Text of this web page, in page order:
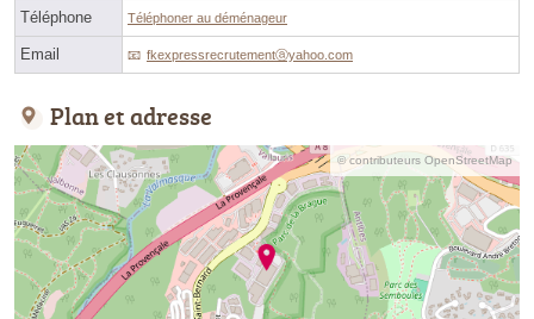
Téléphone Téléphoner au déménageur
Email fkexpressrecrutementⓐyahoo.com
Plan et adresse
© contributeurs OpenStreetMap